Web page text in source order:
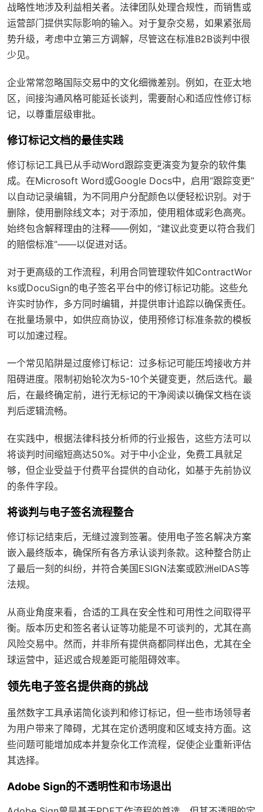
战略性地涉及利益相关者。法律团队处理合规性，而销售或
运营部门提供实际影响的输入。对于复杂交易，如果紧张局
势升级，考虑中立第三方调解，尽管这在标准B2B谈判中很
少见。
企业常常忽略国际交易中的文化细微差别。例如，在亚太地
区，间接沟通风格可能延长谈判，需要耐心和适应性修订标
记，以尊重层级审批。
修订标记文档的最佳实践
修订标记工具已从手动Word跟踪变更演变为复杂的软件集
成。在Microsoft Word或Google Docs中，启用“跟踪变更”
以自动记录编辑，为不同用户分配颜色以便轻松识别。对于
删除，使用删除线文本；对于添加，使用粗体或彩色高亮。
始终包含解释理由的注释——例如，“建议此变更以符合我们
的赔偿标准”——以促进对话。
对于更高级的工作流程，利用合同管理软件如ContractWor
ks或DocuSign的电子签名平台中的修订标记功能。这些允
许实时协作，多方同时编辑，并提供审计追踪以确保责任。
在批量场景中，如供应商协议，使用预修订标准条款的模板
可以加速过程。
一个常见陷阱是过度修订标记：过多标记可能压垮接收方并
阻碍进度。限制初始轮次为5-10个关键变更，然后迭代。最
后，在最终确定前，进行无标记的干净阅读以确保文档在谈
判后逻辑流畅。
在实践中，根据法律科技分析师的行业报告，这些方法可以
将谈判时间缩短高达50%。对于中小企业，免费工具就足
够，但企业受益于付费平台提供的自动化，如基于先前协议
的条件字段。
将谈判与电子签名流程整合
修订标记结束后，无缝过渡到签署。使用电子签名解决方案
嵌入最终版本，确保所有各方承认谈判条款。这种整合防止
了最后一刻的纠纷，并符合美国ESIGN法案或欧洲eIDAS等
法规。
从商业角度来看，合适的工具在安全性和可用性之间取得平
衡。版本历史和签名者认证等功能是不可谈判的，尤其在高
风险交易中。然而，并非所有提供商都同样出色，尤其在全
球运营中，延迟或合规差距可能阻碍效率。
领先电子签名提供商的挑战
虽然数字工具承诺简化谈判和修订标记，但一些市场领导者
为用户带来了障碍，尤其在定价透明度和区域支持方面。这
些问题可能增加成本并复杂化工作流程，促使企业重新评估
其选择。
Adobe Sign的不透明性和市场退出